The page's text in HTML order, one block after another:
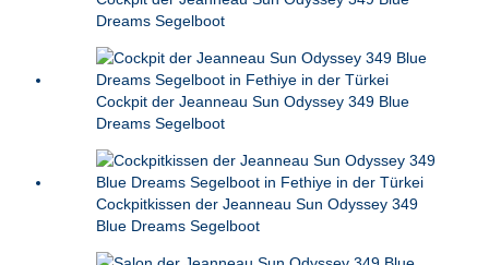
Dreams Segelboot
Cockpit der Jeanneau Sun Odyssey 349 Blue
Dreams Segelboot
Cockpitkissen der Jeanneau Sun Odyssey 349
Blue Dreams Segelboot